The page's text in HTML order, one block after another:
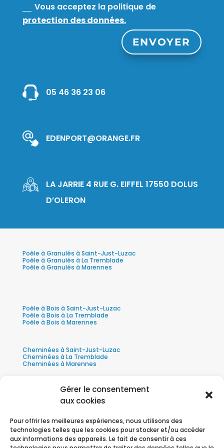
Gérer le consentement
aux cookies
Pour offrir les meilleures expériences, nous utilisons des
technologies telles que les cookies pour stocker et/ou accéder
aux informations des appareils. Le fait de consentir à ces
Vous acceptez la politique de
protection des données.
ENVOYER
05 46 36 23 06
EDENPORT@ORANGE.FR
LA JARRIE 4 RUE G. EIFFEL 17550 DOLUS
D’OLERON
Poêle à Granulés à Saint-Just-Luzac
Poêle à Granulés à La Tremblade
Poêle à Granulés à Marennes
Poêle à Bois à Saint-Just-Luzac
Poêle à Bois à La Tremblade
Poêle à Bois à Marennes
Cheminées à Saint-Just-Luzac
Cheminées à La Tremblade
Cheminées à Marennes